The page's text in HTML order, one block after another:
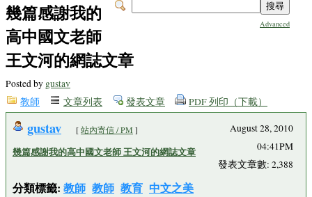
Advanced
幾篇感謝我的
高中國文老師
王文河的網誌文章
Posted by gustav
教師
文章列表 發表文章 PDF 列印（下載）
gustav [站內寄信 / PM ]
幾篇感謝我的高中國文老師 王文河的網誌文章
分類標籤: 教師 教師 教育 中文之美
August 28, 2010
04:41PM
發表文章數: 2,388